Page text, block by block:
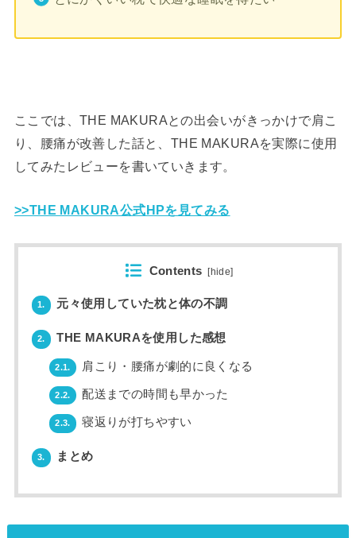
ここでは、THE MAKURAとの出会いがきっかけで肩こ
り、腰痛が改善した話と、THE MAKURAを実際に使用
してみたレビューを書いていきます。
>>THE MAKURA公式HPを見てみる
Contents [hide]
1. 元々使用していた枕と体の不調
2. THE MAKURAを使用した感想
2.1. 肩こり・腰痛が劇的に良くなる
2.2. 配送までの時間も早かった
2.3. 寝返りが打ちやすい
3. まとめ